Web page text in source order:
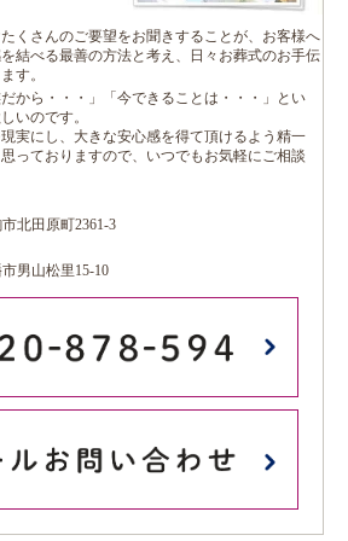
くさんのご要望をお聞きすることが、お客様へ
結べる最善の方法と考え、日々お葬式のお手伝
す。
から・・・」「今できることは・・・」とい
いのです。
実にし、大きな安心感を得て頂けるよう精一
っておりますので、いつでもお気軽にご相談
北田原町2361-3
男山松里15-10